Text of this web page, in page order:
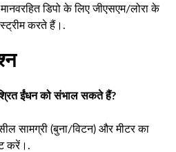
मानवरहित डिपो के लिए जीएसएम/लोरा के
करते हैं।.
ईंधन को संभाल सकते हैं?
सामग्री (बुना/विटन) और मीटर का
करें।.